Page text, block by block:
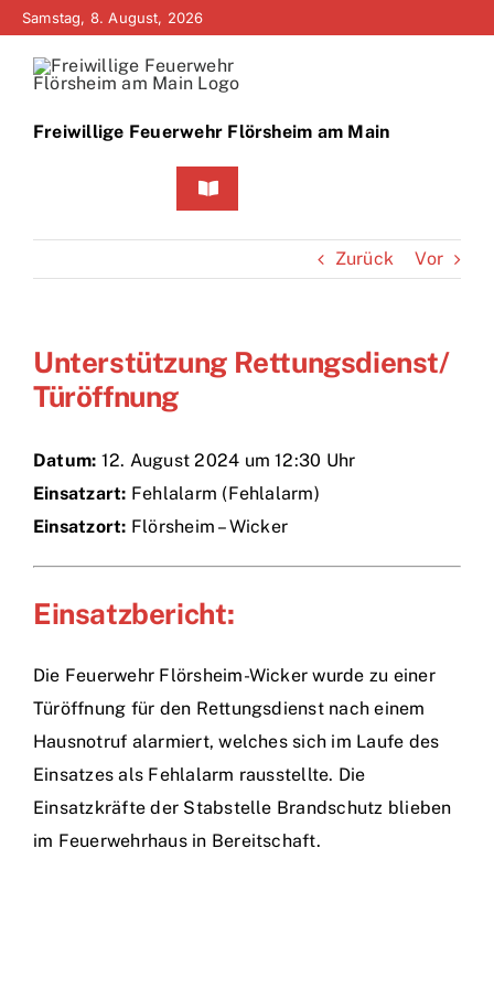
Zum
springen
Samstag, 8. August, 2026
Freiwillige Feuerwehr Flörsheim am Main
Toggle
Home
Bürgerinfo
Technik
Zurück Vor
Unterstützung Rettungsdienst/
Türöffnung
Datum: 12. August 2024 um 12:30 Uhr
Einsatzart: Fehlalarm (Fehlalarm)
Einsatzort: Flörsheim – Wicker
Einsatzbericht:
Die Feuerwehr Flörsheim-Wicker wurde zu einer
Türöffnung für den Rettungsdienst nach einem
Hausnotruf alarmiert, welches sich im Laufe des
Einsatzes als Fehlalarm rausstellte. Die
Einsatzkräfte der Stabstelle Brandschutz blieben
im Feuerwehrhaus in Bereitschaft.